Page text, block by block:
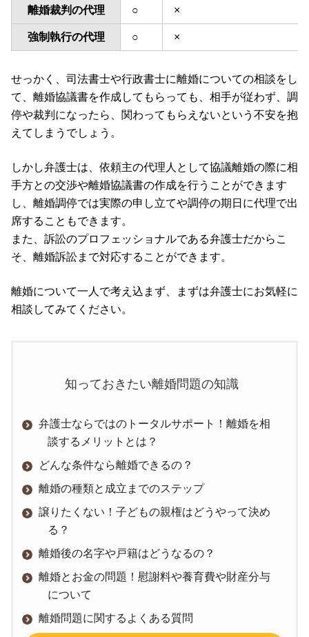
離婚裁判の代理 ○ ×
強制執行の代理 ○ ×
せっかく、司法書士や行政書士に離婚についての相談をし
て、離婚協議書を作成してもらっても、相手が従わず、調
停や裁判になったら、関わってもらえないという不安を抱
えてしまうでしょう。
しかし弁護士は、依頼主の代理人として協議離婚の際に相
手方との交渉や離婚協議書の作成を行うことができます
し、離婚調停では実際の申し立てや調停の期日に代理で出
席することもできます。
また、訴訟のプロフェッショナルである弁護士だからこ
そ、離婚訴訟まで対応することができます。
離婚について一人で考え込まず、まずは弁護士にお気軽に
相談してみてください。
知っておきたい離婚問題の知識
弁護士ならではのトータルサポート！離婚を相
談するメリットとは？
どんな条件なら離婚できるの？
離婚の種類と成立までのステップ
譲りたくない！子どもの親権はどうやって決め
る？
離婚後の名字や戸籍はどうなるの？
離婚とお金の問題！慰謝料や養育費や財産分与
について
離婚問題に関するよくある質問